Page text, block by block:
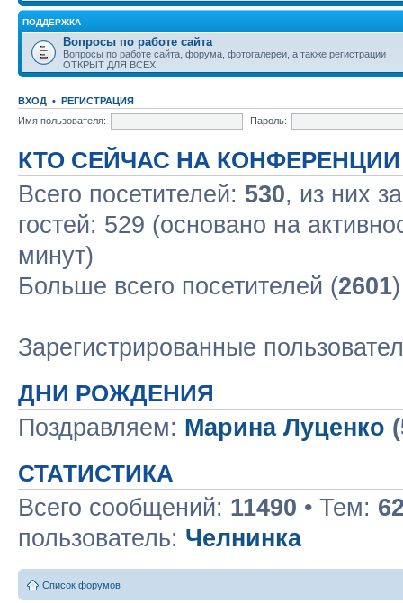
ПОДДЕРЖКА
Вопросы по работе сайта
Вопросы по работе сайта, форума, фотогалереи, а также регистрации
ОТКРЫТ ДЛЯ ВСЕХ
ВХОД • РЕГИСТРАЦИЯ
Имя пользователя:
Пароль:
КТО СЕЙЧАС НА КОНФЕРЕНЦИИ
Всего посетителей: 530, из них
гостей: 529 (основано на
минут)
Больше всего посетителей (2601
Зарегистрированные
ДНИ РОЖДЕНИЯ
Поздравляем: Марина Луценко
СТАТИСТИКА
Всего сообщений: 11490 • Тем:
пользователь: Челнинка
Список форумов